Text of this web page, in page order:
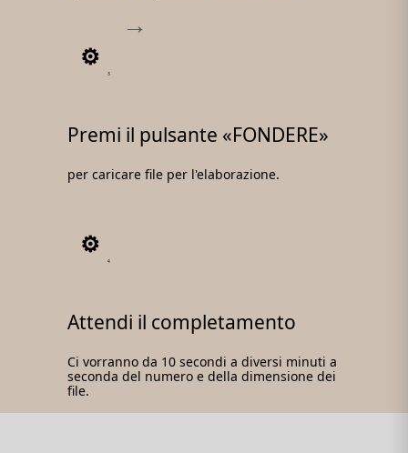
3
Premi il pulsante «FONDERE»
per caricare file per l'elaborazione.
4
Attendi il completamento
Ci vorranno da 10 secondi a diversi minuti a
seconda del numero e della dimensione dei
file.